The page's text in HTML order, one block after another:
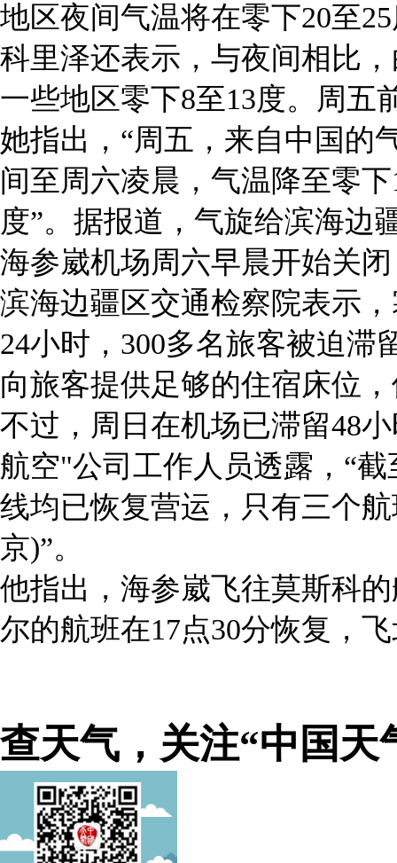
地区夜间气温将在零下20至
科里泽还表示，与夜间相比
一些地区零下8至13度。周五
她指出，“周五，来自中国的
间至周六凌晨，气温降至零
度”。据报道，气旋给滨海边
海参崴机场周六早晨开始关
滨海边疆区交通检察院表示
24小时，300多名旅客被迫滞
向旅客提供足够的住宿床位
不过，周日在机场已滞留48
航空"公司工作人员透露，“
线均已恢复营运，只有三个
京)”。
他指出，海参崴飞往莫斯科
尔的航班在17点30分恢复，
查天气，关注“中国天